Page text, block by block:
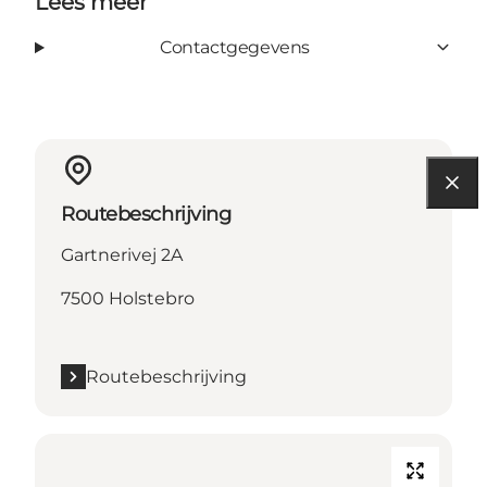
Contactgegevens
Routebeschrijving
Gartnerivej 2A
7500 Holstebro
Routebeschrijving